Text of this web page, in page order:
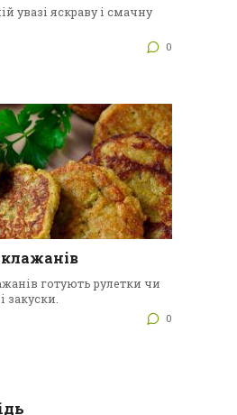
увазі яскраву і смачну
0
готують рулетки чи
закуски.
0